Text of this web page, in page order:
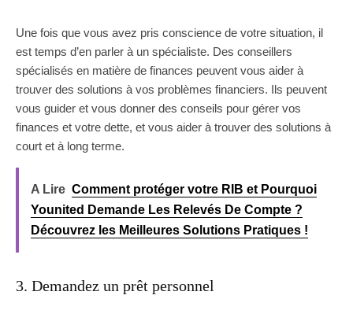
Une fois que vous avez pris conscience de votre situation, il
est temps d’en parler à un spécialiste. Des conseillers
spécialisés en matière de finances peuvent vous aider à
trouver des solutions à vos problèmes financiers. Ils peuvent
vous guider et vous donner des conseils pour gérer vos
finances et votre dette, et vous aider à trouver des solutions à
court et à long terme.
A Lire Comment protéger votre RIB et Pourquoi
Younited Demande Les Relevés De Compte ?
Découvrez les Meilleures Solutions Pratiques !
3. Demandez un prêt personnel